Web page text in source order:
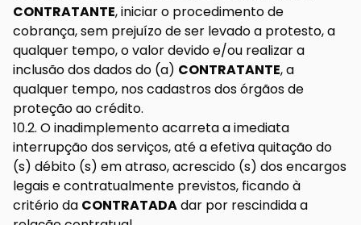
CONTRATANTE, iniciar o procedimento de
cobrança, sem prejuízo de ser levado a protesto, a
qualquer tempo, o valor devido e/ou realizar a
inclusão dos dados do (a) CONTRATANTE, a
qualquer tempo, nos cadastros dos órgãos de
proteção ao crédito.
10.2. O inadimplemento acarreta a imediata
interrupção dos serviços, até a efetiva quitação do
(s) débito (s) em atraso, acrescido (s) dos encargos
legais e contratualmente previstos, ficando à
critério da CONTRATADAdar por rescindida a